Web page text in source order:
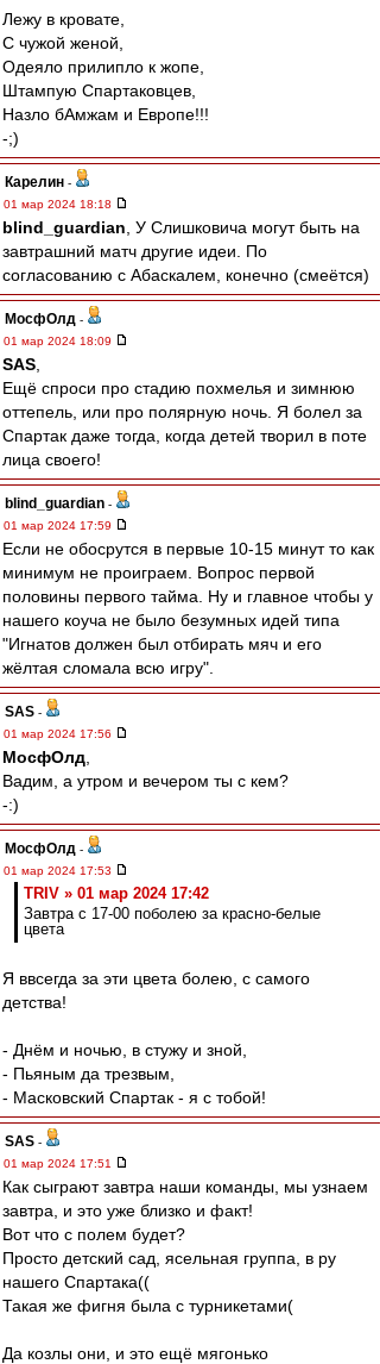
Лежу в кровате,
С чужой женой,
Одеяло прилипло к жопе,
Штампую Спартаковцев,
Назло бАмжам и Европе!!!
-;)
Карелин -
01 мар 2024 18:18
blind_guardian , У Слишковича могут быть на
завтрашний матч другие идеи. По
согласованию с Абаскалем, конечно (смеётся)
МосфОлд -
01 мар 2024 18:09
SAS
Ещё спроси про стадию похмелья и зимнюю
оттепель, или про полярную ночь. Я болел за
Спартак даже тогда, когда детей творил в поте
лица своего!
blind_guardian -
01 мар 2024 17:59
Если не обосрутся в первые 10-15 минут то как
минимум не проиграем. Вопрос первой
половины первого тайма. Ну и главное чтобы у
нашего коуча не было безумных идей типа
"Игнатов должен был отбирать мяч и его
жёлтая сломала всю игру".
SAS -
01 мар 2024 17:56
МосфОлд
Вадим, а утром и вечером ты с кем?
-:)
МосфОлд -
01 мар 2024 17:53
TRIV » 01 мар 2024 17:42
Завтра с 17-00 поболею за красно-белые
цвета
Я ввсегда за эти цвета болею, с самого
детства!
- Днём и ночью, в стужу и зной,
- Пьяным да трезвым,
- Масковский Спартак - я с тобой!
SAS -
01 мар 2024 17:51
Как сыграют завтра наши команды, мы узнаем
завтра, и это уже близко и факт!
Вот что с полем будет?
Просто детский сад, ясельная группа, в ру
нашего Спартака((
Такая же фигня была с турникетами(
Да козлы они, и это ещё мягонько